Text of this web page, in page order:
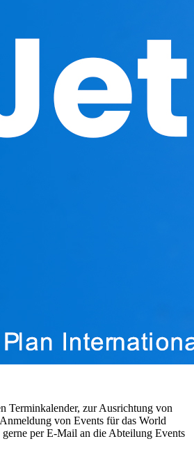
Terminkalender, zur Ausrichtung von
von Events für das World
per E-Mail an die Abteilung Events